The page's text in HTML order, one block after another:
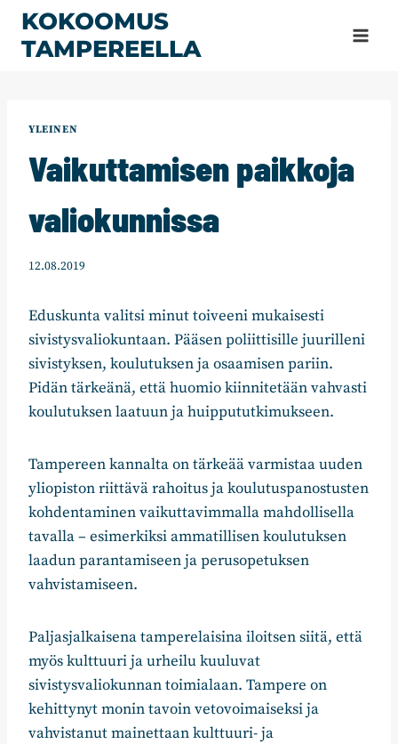
Siirry
sisältöön
KOKOOMUS
TAMPEREELLA
YLEINEN
Vaikuttamisen paikkoja
valiokunnissa
12.08.2019
Eduskunta valitsi minut toiveeni mukaisesti
sivistysvaliokuntaan. Pääsen poliittisille juurilleni
sivistyksen, koulutuksen ja osaamisen pariin.
Pidän tärkeänä, että huomio kiinnitetään vahvasti
koulutuksen laatuun ja huippututkimukseen.
Tampereen kannalta on tärkeää varmistaa uuden
yliopiston riittävä rahoitus ja koulutuspanostusten
kohdentaminen vaikuttavimmalla mahdollisella
tavalla – esimerkiksi ammatillisen koulutuksen
laadun parantamiseen ja perusopetuksen
vahvistamiseen.
Paljasjalkaisena tamperelaisina iloitsen siitä, että
myös kulttuuri ja urheilu kuuluvat
sivistysvaliokunnan toimialaan. Tampere on
kehittynyt monin tavoin vetovoimaiseksi ja
vahvistanut mainettaan kulttuuri- ja